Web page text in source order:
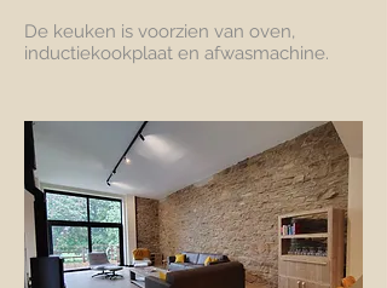
De keuken is voorzien van oven,
inductiekookplaat en afwasmachine.